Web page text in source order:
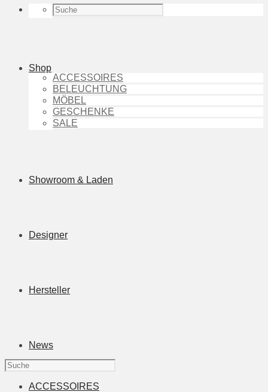
Shop
ACCESSOIRES
BELEUCHTUNG
MÖBEL
GESCHENKE
SALE
Showroom & Laden
Designer
Hersteller
News
ACCESSOIRES